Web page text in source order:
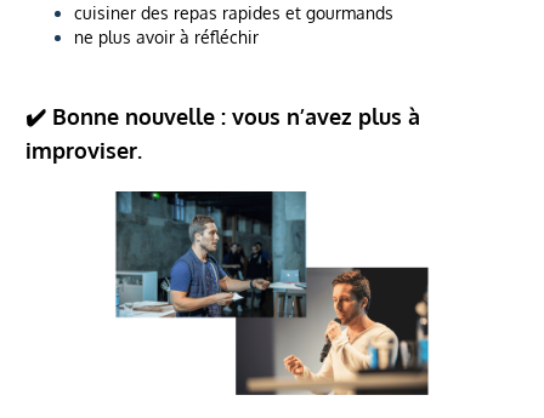
cuisiner des repas rapides et gourmands
ne plus avoir à réfléchir
✔️ Bonne nouvelle : vous n’avez plus à
improviser.